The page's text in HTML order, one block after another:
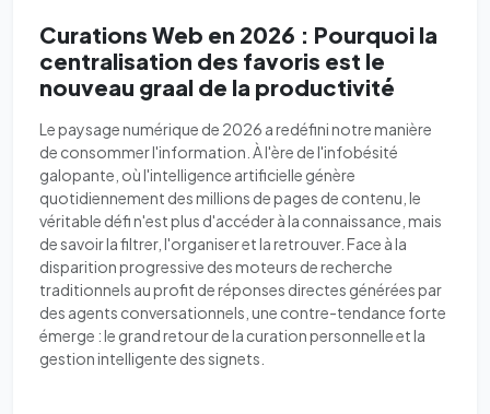
Curations Web en 2026 : Pourquoi la
centralisation des favoris est le
nouveau graal de la productivité
Le paysage numérique de 2026 a redéfini notre manière
de consommer l'information. À l'ère de l'infobésité
galopante, où l'intelligence artificielle génère
quotidiennement des millions de pages de contenu, le
véritable défi n'est plus d'accéder à la connaissance, mais
de savoir la filtrer, l'organiser et la retrouver. Face à la
disparition progressive des moteurs de recherche
traditionnels au profit de réponses directes générées par
des agents conversationnels, une contre-tendance forte
émerge : le grand retour de la curation personnelle et la
gestion intelligente des signets.